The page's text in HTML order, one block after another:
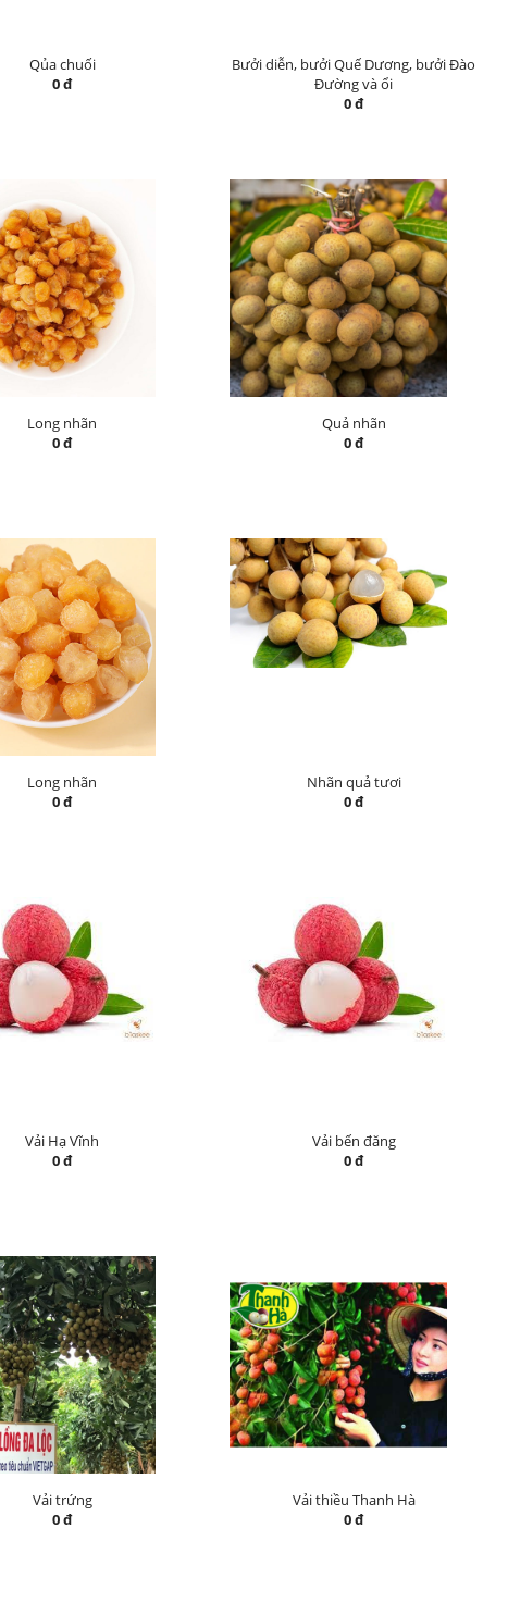
Qủa chuối
0 đ
Bưởi diễn, bưởi Quế Dương, bưởi Đào
Đường và ổi
0 đ
Long nhãn
0 đ
Quả nhãn
0 đ
Long nhãn
0 đ
Nhãn quả tươi
0 đ
Vải Hạ Vĩnh
0 đ
Vải bến đăng
0 đ
Vải trứng
0 đ
Vải thiều Thanh Hà
0 đ